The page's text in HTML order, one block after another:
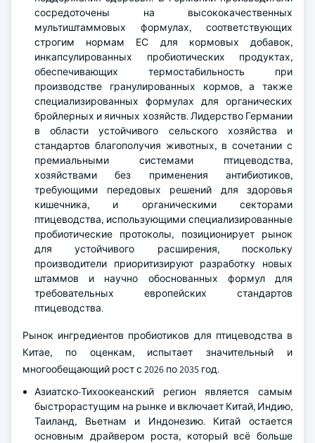
сосредоточены на высококачественных
мультиштаммовых формулах, соответствующих
строгим нормам ЕС для кормовых добавок,
инкапсулированных пробиотических продуктах,
обеспечивающих термостабильность при
производстве гранулированных кормов, а также
специализированных формулах для органических
бройлерных и яичных хозяйств. Лидерство Германии
в области устойчивого сельского хозяйства и
стандартов благополучия животных, в сочетании с
премиальными системами птицеводства,
хозяйствами без применения антибиотиков,
требующими передовых решений для здоровья
кишечника, и органическими секторами
птицеводства, использующими специализированные
пробиотические протоколы, позиционирует рынок
для устойчивого расширения, поскольку
производители приоритизируют разработку новых
штаммов и научно обоснованных формул для
требовательных европейских стандартов
птицеводства.
Рынок ингредиентов пробиотиков для птицеводства в
Китае, по оценкам, испытает значительный и
многообещающий рост с 2026 по 2035 год.
Азиатско-Тихоокеанский регион является самым
быстрорастущим на рынке и включает Китай, Индию,
Таиланд, Вьетнам и Индонезию. Китай остается
основным драйвером роста, который всё больше